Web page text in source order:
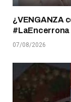
¿VENGANZA
#LaEncerrona
07/08/2026